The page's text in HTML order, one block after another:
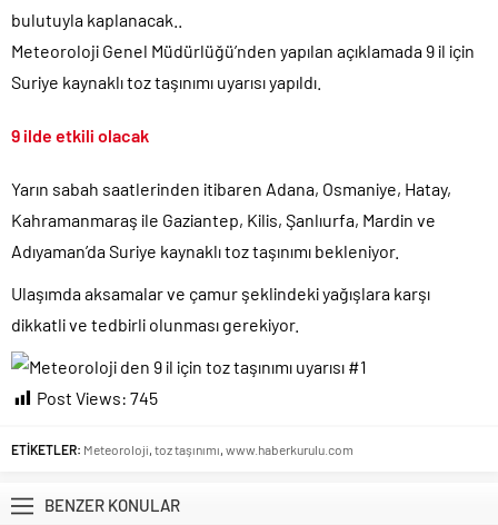
Etimesgut Belediye Başkanı Erdal Beşikçioğlu hakkında
tutuklama talebi..
sosyal medyadan öğrendi..
CHP’den AK Parti’ye geçen Tuzla Belediye Başkanı’ndan ilk
açıklama..
Efsane Başkan Aziz Yıldırım’dan Acun Ilıcalı’ya sert sözler!.
gündemden düşmüyor!.
3 CHP’li Belediye Başkanı ile 1 İyi Partili milletvekili AK Parti’ye
geçiyor..
Parti dün kuruldu il başkanı bugün rüşvetten gözaltına alındı!.
İran’a güç yettiremeyen Trump Küba üzerinden sahte
Terörsüz Türkiye için hazırlanan Çerçeve Yasa Teklifi’nin maddeleri
bulutuyla kaplanacak..
Meteoroloji Genel Müdürlüğü’nden yapılan açıklamada 9 il için
Suriye kaynaklı toz taşınımı uyarısı yapıldı.
9 ilde etkili olacak
Yarın sabah saatlerinden itibaren Adana, Osmaniye, Hatay,
Kahramanmaraş ile Gaziantep, Kilis, Şanlıurfa, Mardin ve
Adıyaman’da Suriye kaynaklı toz taşınımı bekleniyor.
Ulaşımda aksamalar ve çamur şeklindeki yağışlara karşı
dikkatli ve tedbirli olunması gerekiyor.
Post Views: 745
ETİKETLER: Meteoroloji toz taşınımı www.haberkurulu.com
BENZER KONULAR